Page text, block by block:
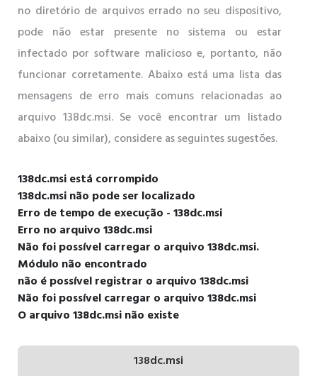
no diretório de arquivos errado no seu dispositivo,
pode não estar presente no sistema ou estar
infectado por software malicioso e, portanto, não
funcionar corretamente. Abaixo está uma lista das
mensagens de erro mais comuns relacionadas ao
arquivo 138dc.msi. Se você encontrar um listado
abaixo (ou similar), considere as seguintes sugestões.
138dc.msi está corrompido
138dc.msi não pode ser localizado
Erro de tempo de execução - 138dc.msi
Erro no arquivo 138dc.msi
Não foi possível carregar o arquivo 138dc.msi.
Módulo não encontrado
não é possível registrar o arquivo 138dc.msi
Não foi possível carregar o arquivo 138dc.msi
O arquivo 138dc.msi não existe
138dc.msi